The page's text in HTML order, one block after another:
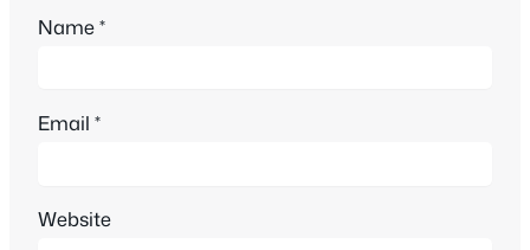
Name*
Email *
Website